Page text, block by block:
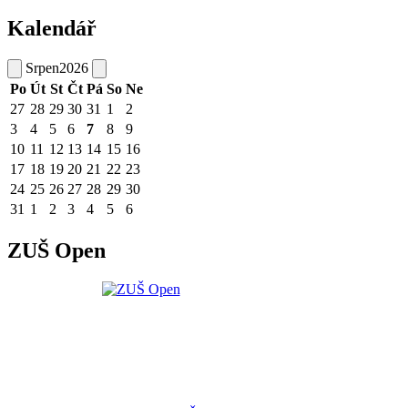
Kalendář
Srpen2026
Po Út St Čt Pá So Ne
27 28 29 30 31 1
2
3
4 5 6 7 8
9
10 11 12 13 14 15 16
17 18 19 20 21 22 23
24 25 26 27 28 29 30
31 1 2 3 4 5 6
ZUŠ Open